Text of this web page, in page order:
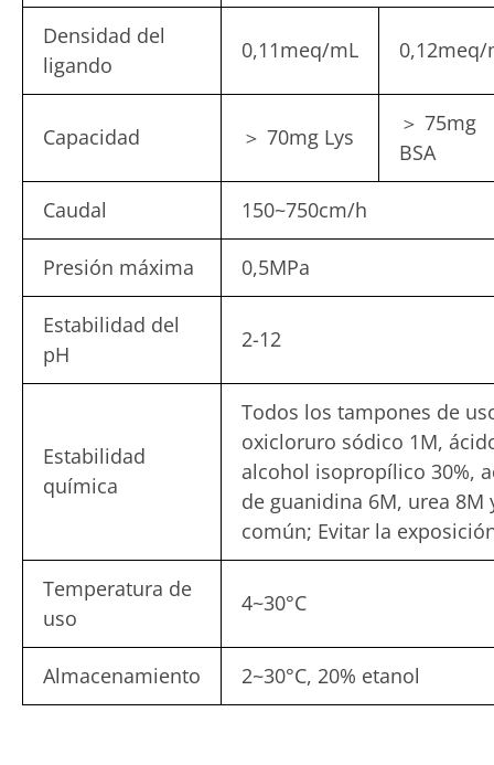
Densidad del
ligando
0,11meq/mL 0,12meq/
Capacidad ＞ 70mg Lys
＞ 75mg
BSA
Caudal 150~750cm/h
Presión máxima 0,5MPa
Estabilidad del
pH
2-12
Estabilidad
química
Todos los tampones de
oxicloruro sódico 1M,
alcohol isopropílico 30%,
de guanidina 6M, urea
común; Evitar la
Temperatura de
uso
4~30°C
Almacenamiento 2~30°C, 20% etanol